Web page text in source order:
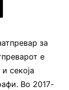
за
е
и секоја
Во 2017-